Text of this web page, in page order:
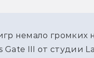
немало громких
III от студии